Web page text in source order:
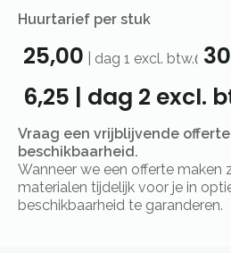
Huurtarief per stuk
25,00 dag 1 excl. btw.(
6,25 | dag 2 excl.
Vraag een vrijblijvende
beschikbaarheid.
Wanneer we een offerte maken
materialen tijdelijk voor je in
beschikbaarheid te garanderen.